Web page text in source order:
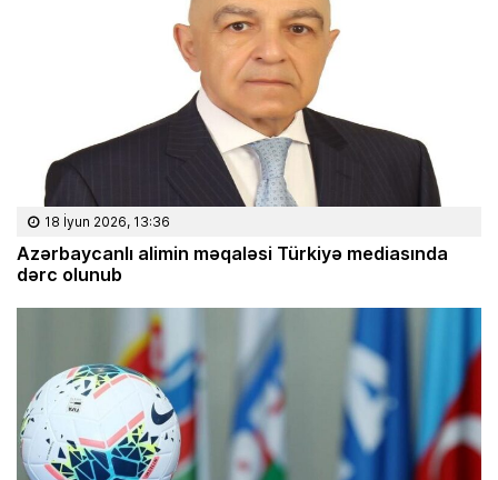
18 İyun 2026, 13:36
Azərbaycanlı alimin məqaləsi Türkiyə mediasında
dərc olunub